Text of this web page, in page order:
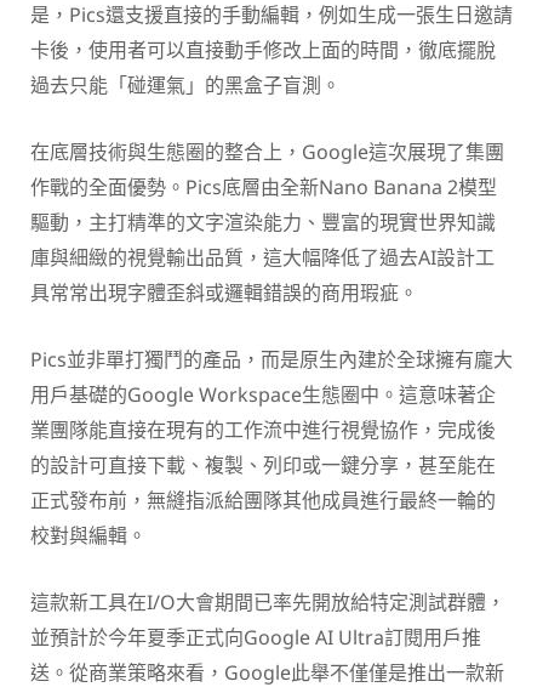
是，Pics還支援直接的手動編輯，例如生成一張生日邀請
卡後，使用者可以直接動手修改上面的時間，徹底擺脫
過去只能「碰運氣」的黑盒子盲測。
在底層技術與生態圈的整合上，Google這次展現了集團
作戰的全面優勢。Pics底層由全新Nano Banana 2模型
驅動，主打精準的文字渲染能力、豐富的現實世界知識
庫與細緻的視覺輸出品質，這大幅降低了過去AI設計工
具常常出現字體歪斜或邏輯錯誤的商用瑕疵。
Pics並非單打獨鬥的產品，而是原生內建於全球擁有龐大
用戶基礎的Google Workspace生態圈中。這意味著企
業團隊能直接在現有的工作流中進行視覺協作，完成後
的設計可直接下載、複製、列印或一鍵分享，甚至能在
正式發布前，無縫指派給團隊其他成員進行最終一輪的
校對與編輯。
這款新工具在I/O大會期間已率先開放給特定測試群體，
並預計於今年夏季正式向Google AI Ultra訂閱用戶推
送。從商業策略來看，Google此舉不僅僅是推出一款新